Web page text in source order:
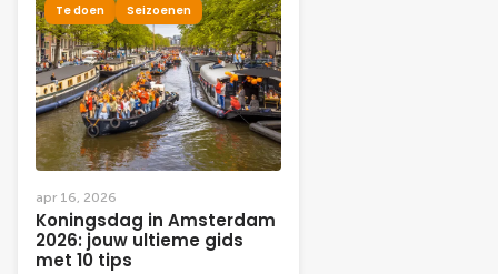
Te doen Seizoenen
apr 16, 2026
Koningsdag in Amsterdam
2026: jouw ultieme gids
met 10 tips